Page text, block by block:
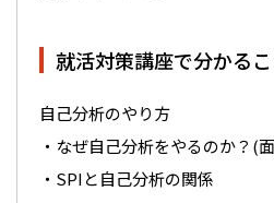
就活対策講座で分かるこ
自己分析のやり方
・なぜ自己分析をやるのか？(
・SPIと自己分析の関係